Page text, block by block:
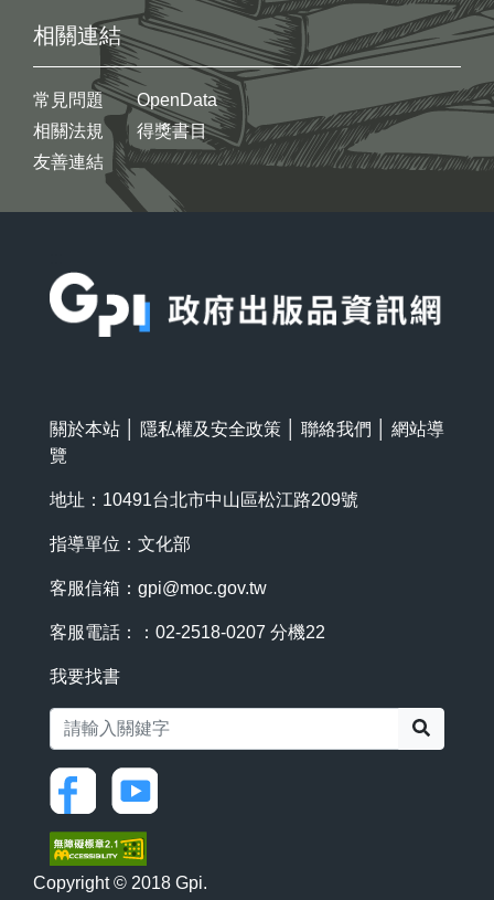
相關連結
常見問題
相關法規
友善連結
OpenData
得獎書目
關於本站 隱私權及安全政策 聯絡我們
網站導
覽
地址：10491台北市中山區松江路209號
指導單位：文化部
客服信箱： gpi@moc.gov.tw
客服電話：：02-2518-0207 分機22
我要找書
Copyright © 2018 Gpi.